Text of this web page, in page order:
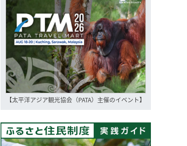
【太平洋アジア観光協会（PATA）主催のイベント】